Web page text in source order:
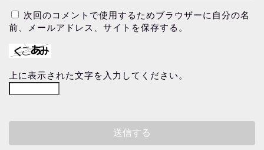
次回のコメントで使用するためブラウザーに自分の名
前、メールアドレス、サイトを保存する。
上に表示された文字を入力してください。